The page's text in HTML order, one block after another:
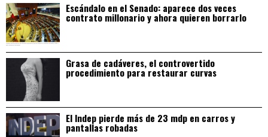
Escándalo en el Senado: aparece dos veces
contrato millonario y ahora quieren borrarlo
Grasa de cadáveres, el controvertido
procedimiento para restaurar curvas
El Indep pierde más de 23 mdp en carros y
pantallas robadas